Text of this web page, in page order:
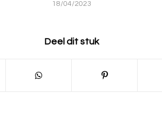
18/04/2023
Deel dit stuk